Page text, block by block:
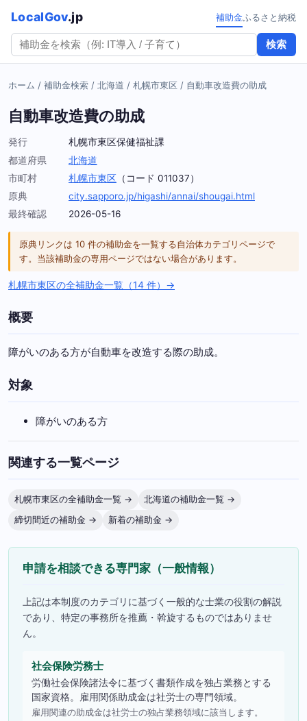
LocalGov.jp
検索
補助金ふるさと納税
ホーム / 補助金検索 / 北海道 / 札幌市東区 / 自動車改造費の助成
自動車改造費の助成
発行
札幌市東区保健福祉課
都道府県
北海道
市町村
札幌市東区 （コード 011037）
原典
city.sapporo.jp/higashi/annai/shougai.html
最終確認
2026-05-16
原典リンクは 10 件の補助金を一覧する自治体カテゴリページで
す。当該補助金の専用ページではない場合があります。
札幌市東区の全補助金一覧（14 件）→
概要
障がいのある方が自動車を改造する際の助成。
対象
障がいのある方
関連する一覧ページ
札幌市東区の全補助金一覧 →
北海道の補助金一覧 →
締切間近の補助金 →
新着の補助金 →
申請を相談できる専門家（一般情報）
上記は本制度のカテゴリに基づく一般的な士業の役割の解説
であり、特定の事務所を推薦・斡旋するものではありませ
ん。
社会保険労務士
労働社会保険諸法令に基づく書類作成を独占業務とする
国家資格。雇用関係助成金は社労士の専門領域。
雇用関連の助成金は社労士の独占業務領域に該当します。